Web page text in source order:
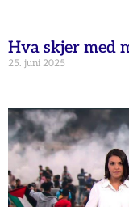
Hva skjer med
25. juni 2025